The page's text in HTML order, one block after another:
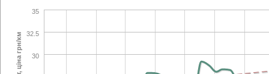
30
32.5
35